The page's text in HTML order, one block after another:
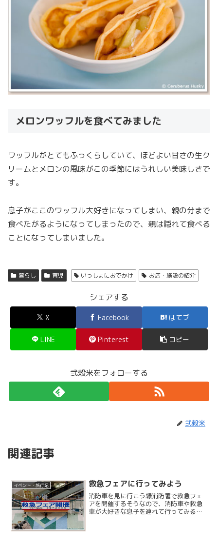
メロンワッフルを食べてみました
ワッフルがとてもふっくらしていて、ほどよい甘さの生ク
リームとメロンの風味がこの季節にはうれしい美味しさで
す。
息子がここのワッフル大好きになってしまい、親の分まで
食べたがるようになってしまったので、親は隠れて食べる
ことになってしまいました。
暮らし 育児 いっしょにおでかけ お店・施設の紹介
シェアする
X Facebook はてブ
LINE Pinterest コピー
弐穀米をフォローする
弐穀米
関連記事
イベント・旅行記 救急フェアに行ってみよう
消防車を見に行こう緑消防署で救急フェ
アを開催するそうなので、消防車や救急
車が大好きな息子を連れて行ってみるこ